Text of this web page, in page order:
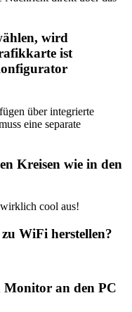
wird
ist
über integrierte
eine separate
Kreisen wie in den
cool aus!
WiFi herstellen?
Monitor an den PC